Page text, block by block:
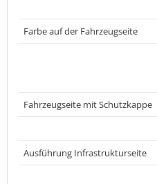
Farbe auf der Fahrzeugseite
Fahrzeugseite mit Schutzkappe
Ausführung Infrastrukturseite